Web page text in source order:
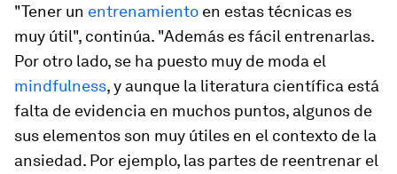
"Tener un entrenamiento en estas técnicas es
muy útil", continúa. "Además es fácil entrenarlas.
Por otro lado, se ha puesto muy de moda el
mindfulness, y aunque la literatura científica está
falta de evidencia en muchos puntos, algunos de
sus elementos son muy útiles en el contexto de la
ansiedad. Por ejemplo, las partes de reentrenar el